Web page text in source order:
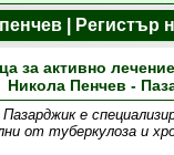
| Регистър
за активно
Никола Пенчев -
е
от туберкулоза и